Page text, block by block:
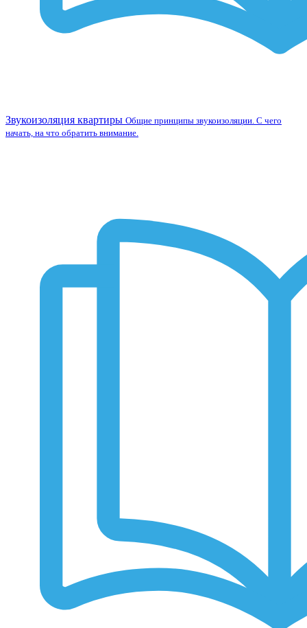
Звукоизоляция квартиры Общие принципы звукоизоляции. С чего
начать, на что обратить внимание.